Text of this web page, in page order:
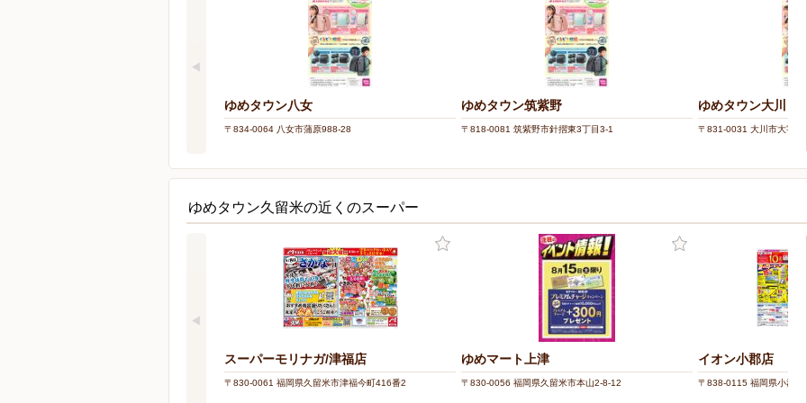
ゆめタウン八女
〒834-0064 八女市蒲原988-28
ゆめタウン筑紫野
〒818-0081 筑紫野市針摺東3丁目3-1
ゆめタウン大川
〒831-0031 大川市大字上
ゆめタウン久留米の近くのスーパー
スーパーモリナガ/津福店
〒830-0061 福岡県久留米市津福今町416番2
ゆめマート上津
〒830-0056 福岡県久留米市本山2-8-12
イオン小郡店
〒838-0115 福岡県小郡市